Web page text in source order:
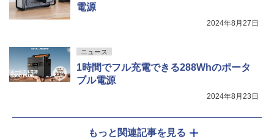
電源
2024年8月27日
ニュース
1時間でフル充電できる288Whのポータ
ブル電源
2024年8月23日
もっと関連記事を見る